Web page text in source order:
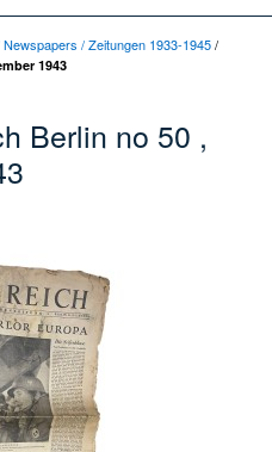
/ Zeitungen 1933-1945/
1943
Berlin no 50 ,